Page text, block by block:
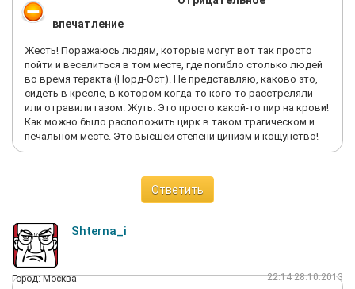
впечатление
Жесть! Поражаюсь людям, которые могут вот так просто
пойти и веселиться в том месте, где погибло столько людей
во время теракта (Норд-Ост). Не представляю, каково это,
сидеть в кресле, в котором когда-то кого-то расстреляли
или отравили газом. Жуть. Это просто какой-то пир на крови!
Как можно было расположить цирк в таком трагическом и
печальном месте. Это высшей степени цинизм и кощунство!
Ответить
Shterna_i
Город: Москва 22:14 28.10.2013